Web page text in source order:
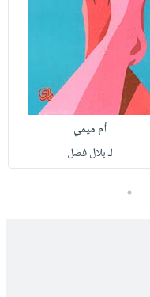
أم ميمي
لـ بلال فضل
5